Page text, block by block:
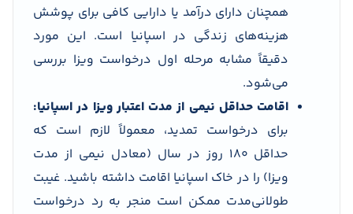
همچنان دارای درآمد یا دارایی کافی برای پوشش
هزینه‌های زندگی در اسپانیا است. این مورد
دقیقاً مشابه مرحله اول درخواست ویزا بررسی
می‌شود.
اقامت حداقل نیمی از مدت اعتبار ویزا در اسپانیا:
برای درخواست تمدید، معمولاً لازم است که
حداقل ۱۸۰ روز در سال (معادل نیمی از مدت
ویزا) را در خاک اسپانیا اقامت داشته باشید. غیبت
طولانی‌مدت ممکن است منجر به رد درخواست